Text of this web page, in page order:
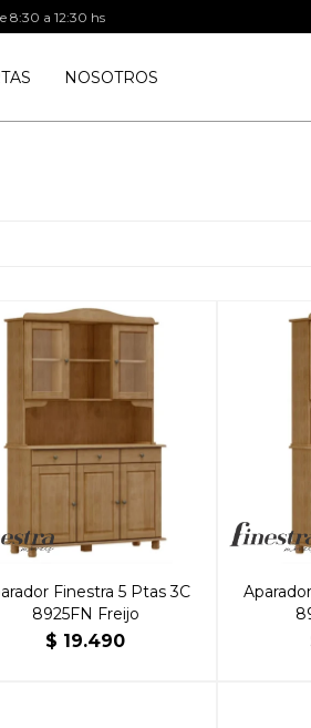
NOSOTROS
8:30 a 12:30 hs
Finestra 5 Ptas 3C
8925FN Freijo
$ 19.490